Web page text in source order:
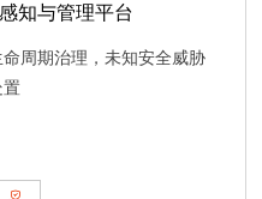
与管理平台，提升物联网
应急能力。产品特色：
知与管理平台
周期治理，未知安全威胁
置